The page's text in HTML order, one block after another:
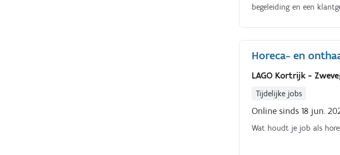
begeleiding en een
Horeca- en
LAGO Kortrijk -
Tijdelijke jobs
Online sinds 18 jun.
Wat houdt je job als